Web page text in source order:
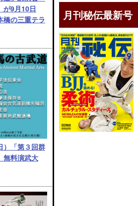
が9月10日
橋の三重テラ
）「第３回群
無料演武大
月刊秘伝最新号